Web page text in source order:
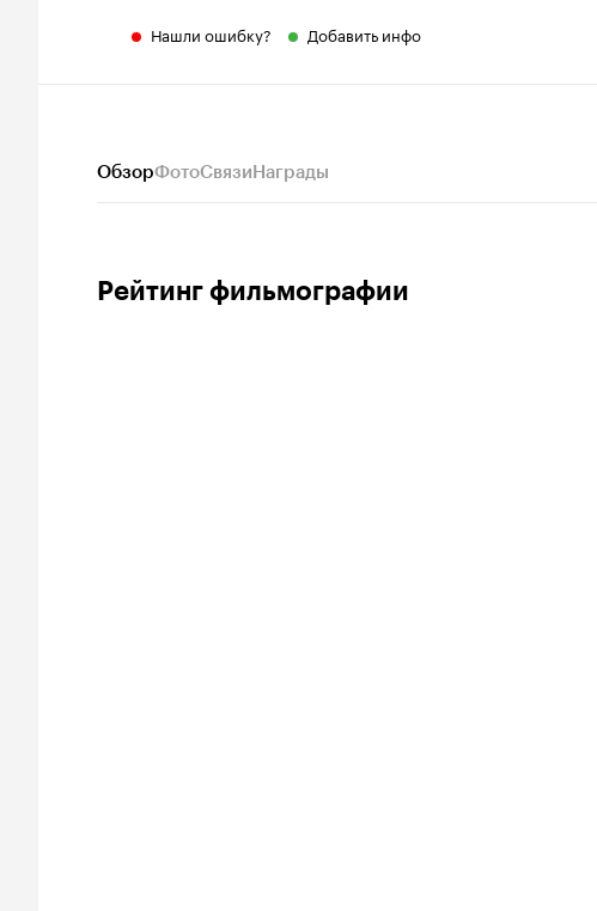
Нашли ошибку? Добавить инфо
ОбзорФотоСвязиНаграды
Рейтинг фильмографии